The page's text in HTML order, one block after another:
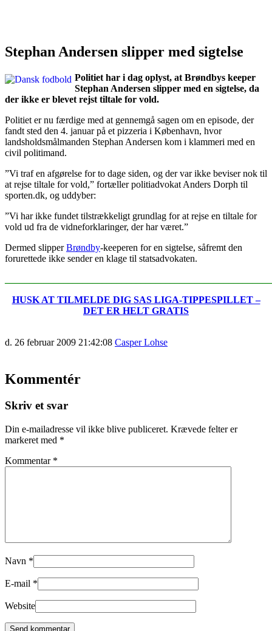
Stephan Andersen slipper med sigtelse
Politiet har i dag oplyst, at Brøndbys keeper
Stephan Andersen slipper med en sigtelse, da
der ikke er blevet rejst tiltale for vold.
Politiet er nu færdige med at gennemgå sagen om en episode, der
fandt sted den 4. januar på et pizzeria i København, hvor
landsholdsmålmanden Stephan Andersen kom i klammeri med en
civil politimand.
”Vi traf en afgørelse for to dage siden, og der var ikke beviser nok til
at rejse tiltale for vold,” fortæller politiadvokat Anders Dorph til
sporten.dk, og uddyber:
”Vi har ikke fundet tilstrækkeligt grundlag for at rejse en tiltale for
vold ud fra de vidneforklaringer, der har været.”
Dermed slipperBrøndby-keeperen for en sigtelse, såfremt den
forurettede ikke sender en klage til statsadvokaten.
HUSK AT TILMELDE DIG SAS LIGA-TIPPESPILLET –
DET ER HELT GRATIS
d. 26 februar 2009 21:42:08 Casper Lohse
Kommentér
Skriv et svar
Din e-mailadresse vil ikke blive publiceret. Krævede felter er
markeret med *
Kommentar *
Navn *
E-mail *
Website